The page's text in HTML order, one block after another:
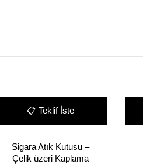
📋 Teklif İste
Sigara Atık Kutusu –
Çelik üzeri Kaplama